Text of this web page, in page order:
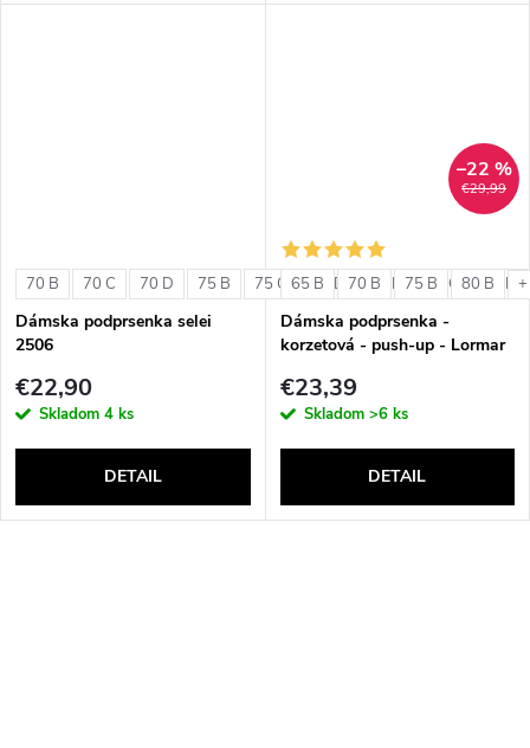
70 B 70 C 70 D 75 B 75 C 75 D 80 B 80 C 80 D
Dámska podprsenka selei
2506
€22,90
Skladom 4 ks
DETAIL
€29,99
–22 %
65 B 70 B 75 B 80 B
Dámska podprsenka -
korzetová - push-up - Lormar
€23,39
Skladom >6 ks
DETAIL